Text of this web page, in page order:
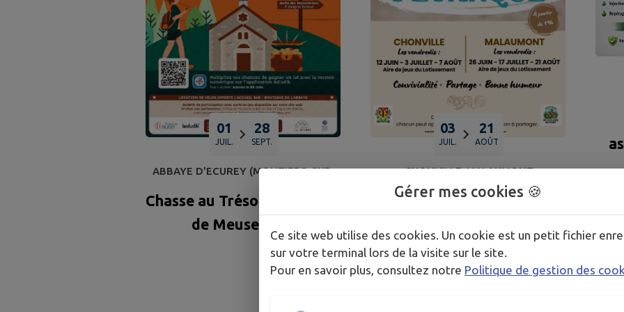
01
JUIL.
28
SEPT.
ABBAYE D'ECUREY (MONTIERS-SUR-
Chasse au Trésor des Portes
de Meuse 2026
03
JUIL.
21
AOÛT
CHONVILLE-MALAUMONT
Soirée Pétanques
TOUS LES ÉVÉNEMENTS
Gérer mes cookies 🍪
Ce site web utilise des cookies. Un cookie est un petit fichier
sur votre terminal lors de la visite sur le site.
Pour en savoir plus, consultez notre Politique de gestion des